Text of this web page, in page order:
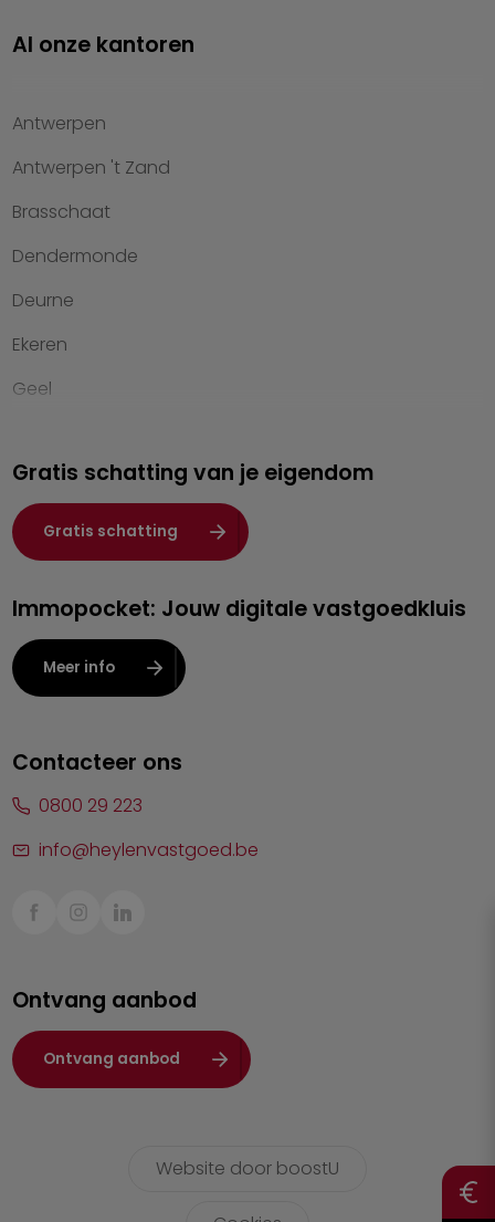
Property management
Kennis van wonen
Kantoren
Veelgestelde vragen
Werken bij Heylen Vastgoed
Contact
Al onze kantoren
Antwerpen
Antwerpen 't Zand
Brasschaat
Dendermonde
Deurne
Ekeren
Geel
Hasselt
Heist-op-den-Berg
Herentals
Kalmthout
Leuven
Lier
Sint-Truiden
Waasland
Wuustwezel
Zoersel
Gratis schatting van je eigendom
Gratis schatting
Immopocket: Jouw digitale vastgoedkluis
Meer info
Contacteer ons
0800 29 223
info@heylenvastgoed.be
Ontvang aanbod
Ontvang aanbod
Website door boostU